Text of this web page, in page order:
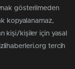
gösterilmeden
kopyalanamaz,
kişi/kişiler için yasal
tercih